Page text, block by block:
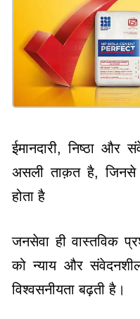
ईमानदारी, निष्ठा और
असली ताक़त है, जिनसे
होता है
जनसेवा ही वास्तविक
को न्याय और
विश्वसनीयता बढ़ती है।